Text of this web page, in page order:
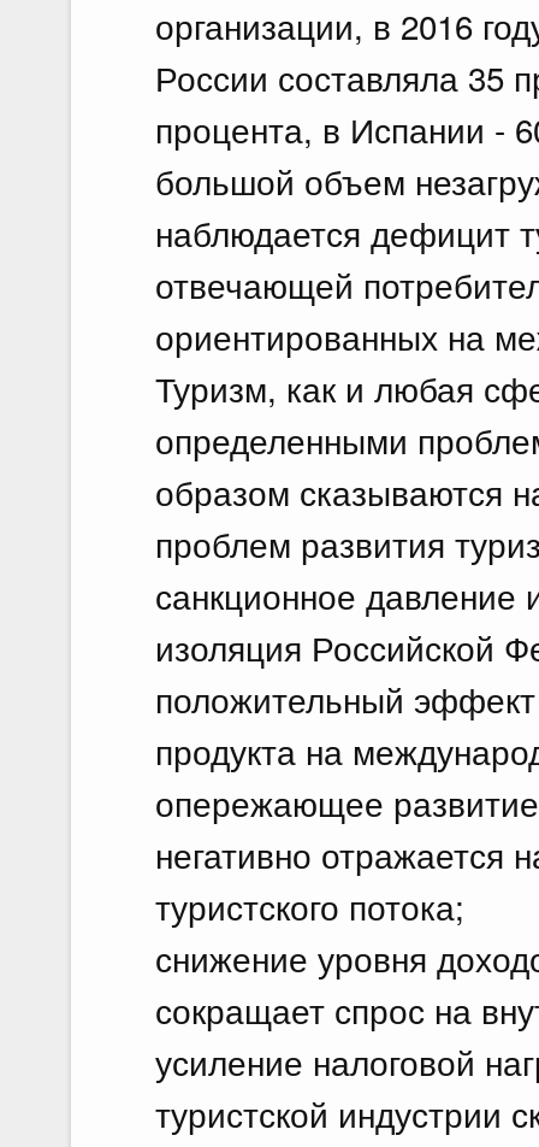
организации, в 2016
России составляла 35
процента, в Испании -
большой объем
наблюдается дефицит
отвечающей
ориентированных на
Туризм, как и любая
определенными
образом сказываются
проблем развития
санкционное давление
изоляция Российской
положительный эффект
продукта на
опережающее
негативно отражается
туристского потока;
снижение уровня
сокращает спрос на
усиление налоговой
туристской индустрии